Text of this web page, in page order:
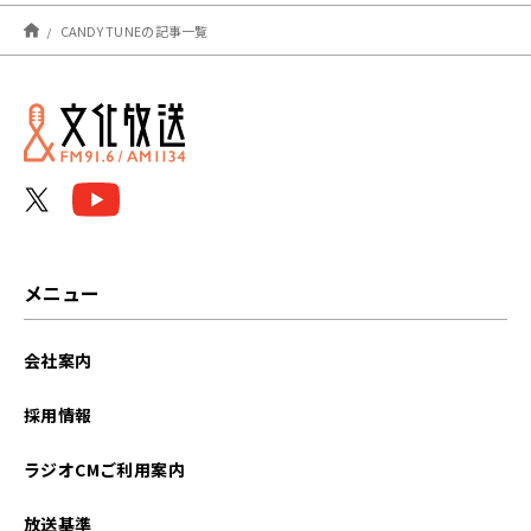
2026年04月
2023年12月
CANDY TUNEの記事一覧
メニュー
会社案内
採用情報
ラジオCMご利用案内
放送基準